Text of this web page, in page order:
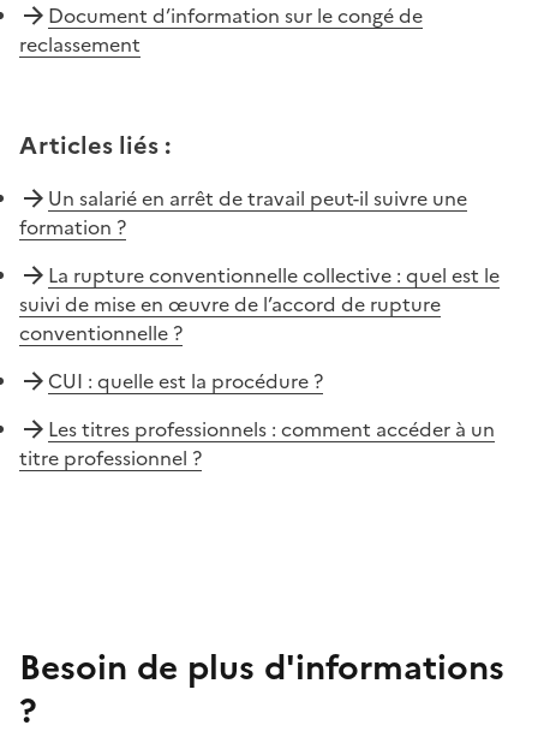
Document d’information sur le congé de
reclassement
Articles liés :
Un salarié en arrêt de travail peut-il suivre une
formation ?
La rupture conventionnelle collective : quel est le
suivi de mise en œuvre de l’accord de rupture
conventionnelle ?
CUI : quelle est la procédure ?
Les titres professionnels : comment accéder à un
titre professionnel ?
Besoin de plus d'informations
?